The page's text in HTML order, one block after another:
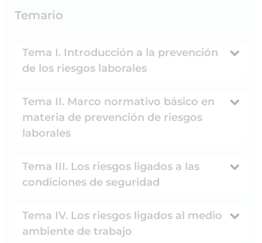
Temario
Tema I. Introducción a la prevención
de los riesgos laborales
Tema II. Marco normativo básico en
materia de prevención de riesgos
laborales
Tema III. Los riesgos ligados a las
condiciones de seguridad
Tema IV. Los riesgos ligados al medio
ambiente de trabajo